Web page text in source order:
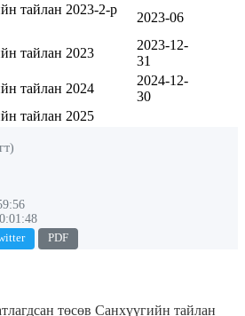
тайлан 2023-2-р
2023-06
тайлан 2023
2023-12-
31
тайлан 2024
2024-12-
30
тайлан 2025
PDF
төсөв Санхүүгийн тайлан